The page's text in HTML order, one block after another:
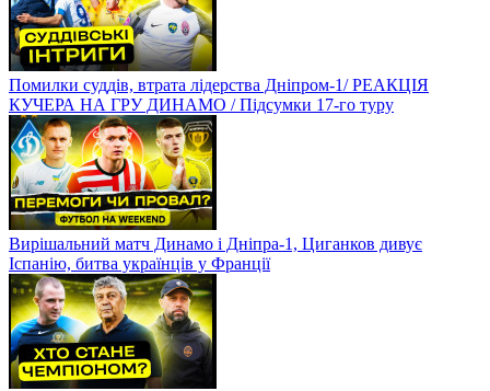
Помилки суддів, втрата лідерства Дніпром-1/ РЕАКЦІЯ
КУЧЕРА НА ГРУ ДИНАМО / Підсумки 17-го туру
Вирішальний матч Динамо і Дніпра-1, Циганков дивує
Іспанію, битва українців у Франції